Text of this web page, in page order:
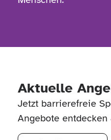
Aktuelle
Jetzt barrierefreie
Angebote